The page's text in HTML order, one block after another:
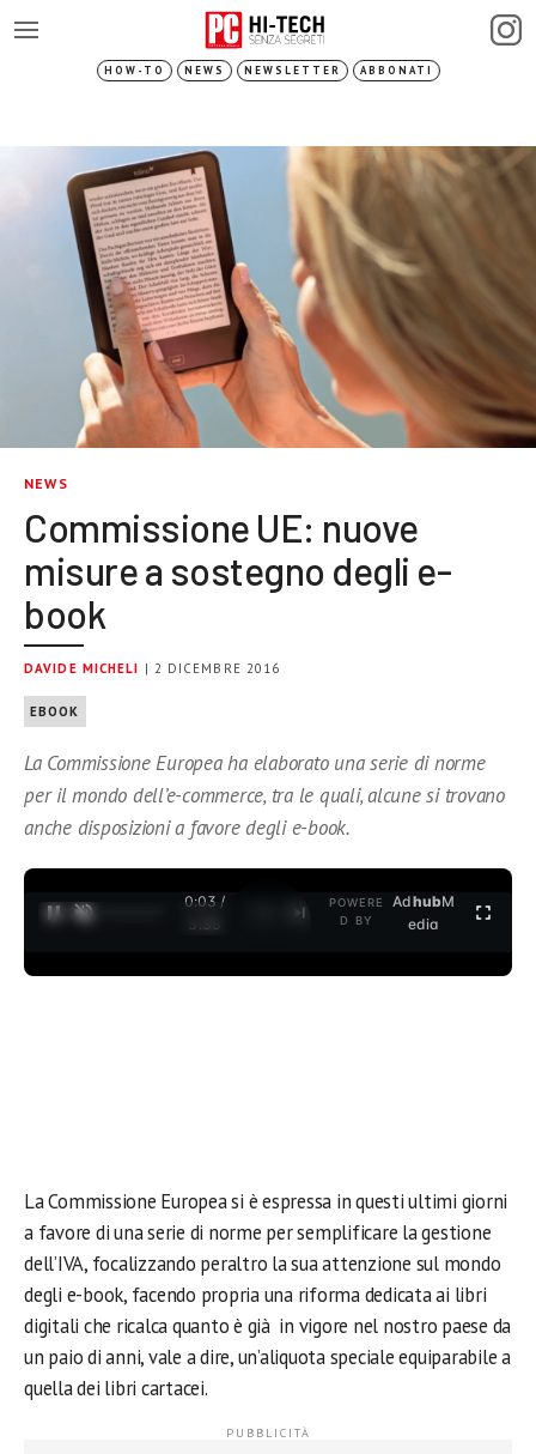
HOW-TO NEWS NEWSLETTER ABBONATI
NEWS
Commissione UE: nuove
misure a sostegno degli e-
book
DAVIDE MICHELI | 2 DICEMBRE 2016
EBOOK
La Commissione Europea ha elaborato una serie di norme
per il mondo dell’e-commerce, tra le quali, alcune si trovano
anche disposizioni a favore degli e-book.
0:04 /
3:35
POWERE
D BY
AdhubM
edia
La Commissione Europea si è espressa in questi ultimi giorni
a favore di una serie di norme per semplificare la gestione
dell’IVA, focalizzando peraltro la sua attenzione sul mondo
degli e-book, facendo propria una riforma dedicata ai libri
digitali che ricalca quanto è già in vigore nel nostro paese da
un paio di anni, vale a dire, un’aliquota speciale equiparabile a
quella dei libri cartacei.